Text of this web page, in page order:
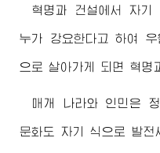
혁명과 건설에서 자
누가 강요한다고 하여
으로 살아가게 되면 혁명
매개 나라와 인민은
문화도 자기 식으로 발전